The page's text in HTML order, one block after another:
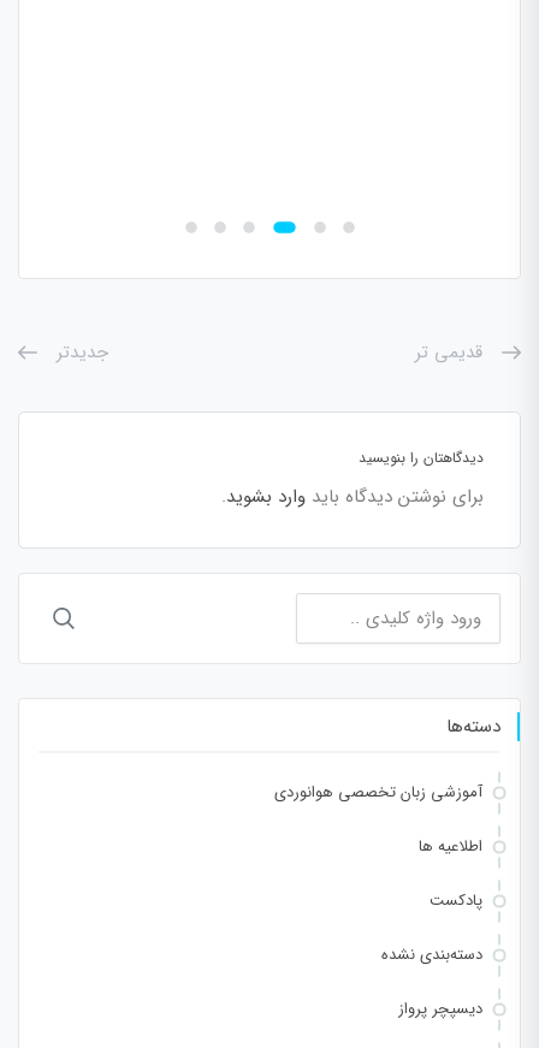
قدیمی تر جدیدتر
دیدگاهتان را بنویسید
برای نوشتن دیدگاه باید وارد بشوید.
برای:
دسته‌ها
آموزشی زبان تخصصی هوانوردی
اطلاعیه ها
پادکست
دسته‌بندی نشده
دیسپچر پرواز